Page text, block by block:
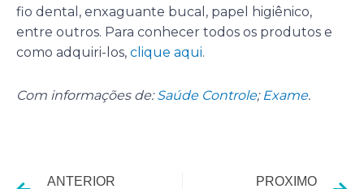
fio dental, enxaguante bucal, papel higiênico,
entre outros. Para conhecer todos os produtos e
como adquiri-los, clique aqui.
Com informações de:Saúde Controle; Exame.
ANTERIOR PROXIMO